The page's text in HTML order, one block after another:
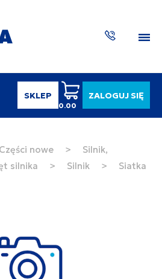
SKLEP
0.00
ZALOGUJ SIĘ
katalogowy lub nazwę
SZUKAJ
Części nowe >
Silnik,
silnika
> Silnik >
Siatka